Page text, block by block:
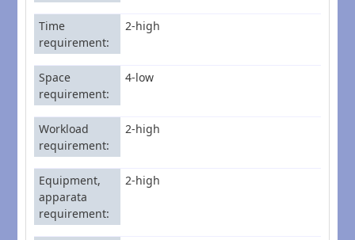
Time
requirement
2-high
Space
requirement
4-low
Workload
requirement
2-high
Equipment,
apparata
requirement
2-high